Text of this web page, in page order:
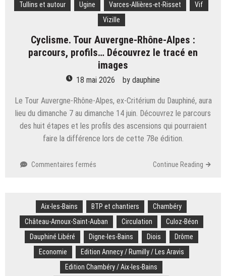
Tullins et autour
Ugine Varces-Allières-et-Risset
Vif
Vizille
Cyclisme. Tour Auvergne-Rhône-Alpes :
parcours, profils… Découvrez le tracé en
images
18 mai 2026 by dauphine
Le Tour Auvergne-Rhône-Alpes, ex-Critérium du Dauphiné, aura
lieu du dimanche 7 au dimanche 14 juin. Découvrez le parcours
des huit étapes et les profils des ascensions qui pourraient
faire la différence lors de cette 78e édition.
Commentaires fermés
Rhône-
Alpes :
parcours,
profils…
Découvrez
le
tracé
Continue Reading
Aix-les-Bains BTP et chantiers
Chambéry
Château-Arnoux-Saint-Auban
Circulation
Culoz-Béon
Dauphiné Libéré
Digne-les-Bains Diois
Drôme
Economie
Edition Annecy / Rumilly / Les Aravis
Edition Chambéry / Aix-les-Bains